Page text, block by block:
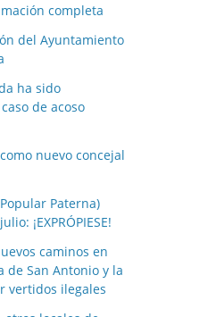
completa
del Ayuntamiento
ha sido
de acoso
nuevo concejal
Paterna)
¡EXPRÓPIESE!
caminos en
de San Antonio y la
vertidos ilegales